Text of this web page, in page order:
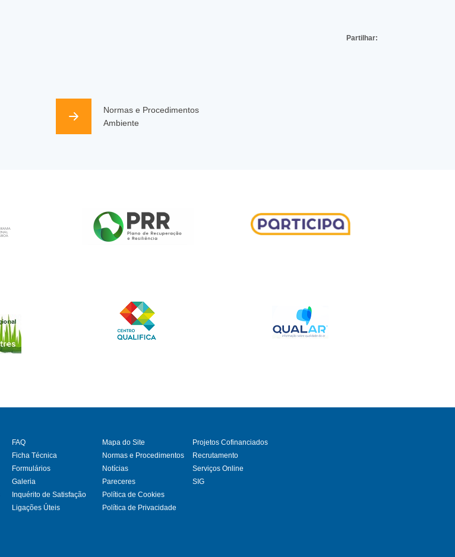
Partilhar:
Normas e Procedimentos
Ambiente
FAQ
Ficha Técnica
Formulários
Galeria
Inquérito de Satisfação
Ligações Úteis
Mapa do Site
Normas e Procedimentos
Notícias
Pareceres
Política de Cookies
Política de Privacidade
Projetos Cofinanciados
Recrutamento
Serviços Online
SIG